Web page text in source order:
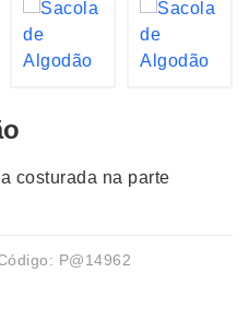
costurada na parte
P@14962